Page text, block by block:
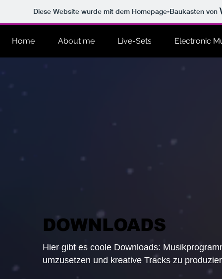
Diese Website wurde mit dem Homepage-Baukasten von
Home About me Live-Sets Electronic
DOWNLOADS
Hier gibt es coole Downloads:
umzusetzen und kreative Tracks zu